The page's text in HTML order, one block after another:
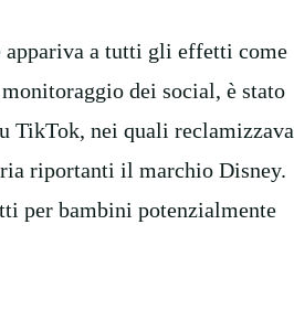
appariva a tutti gli effetti come
dei social, è stato
TikTok, nei quali reclamizzava
riportanti il marchio Disney.
per bambini potenzialmente